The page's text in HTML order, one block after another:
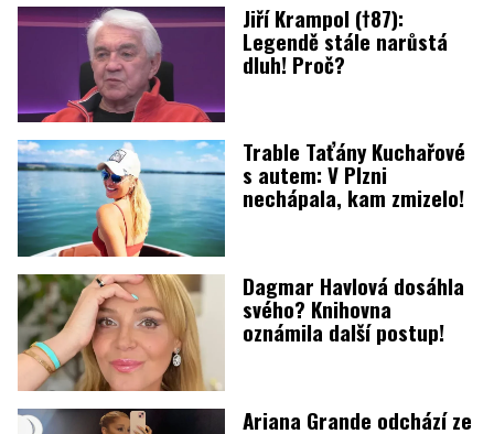
Jiří Krampol (†87):
Legendě stále narůstá
dluh! Proč?
Trable Taťány Kuchařové
s autem: V Plzni
nechápala, kam zmizelo!
Dagmar Havlová dosáhla
svého? Knihovna
oznámila další postup!
Ariana Grande odchází ze